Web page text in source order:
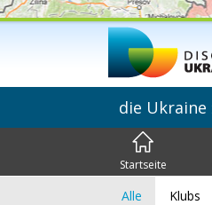
die Ukraine
Startseite
Alle Klubs